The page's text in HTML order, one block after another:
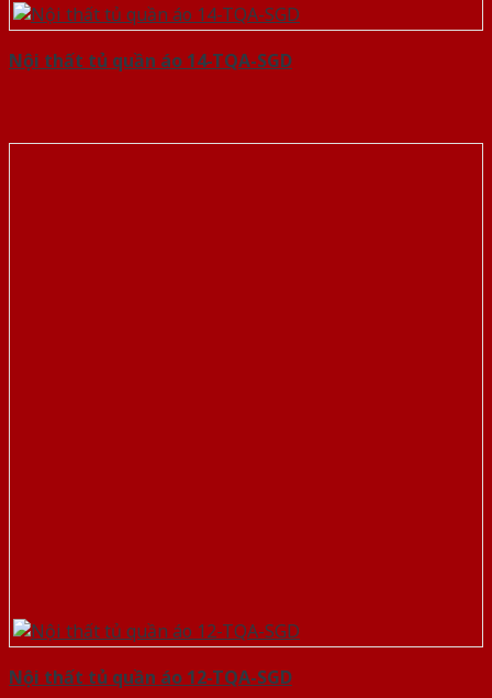
Nội thất tủ quần áo 14-TQA-SGD
Nội thất tủ quần áo 12-TQA-SGD